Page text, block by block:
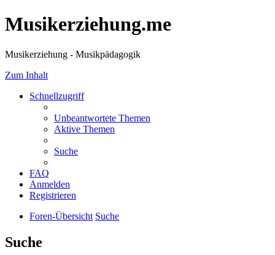
Musikerziehung.me
Musikerziehung - Musikpädagogik
Zum Inhalt
Schnellzugriff
Unbeantwortete Themen
Aktive Themen
Suche
FAQ
Anmelden
Registrieren
Foren-Übersicht Suche
Suche